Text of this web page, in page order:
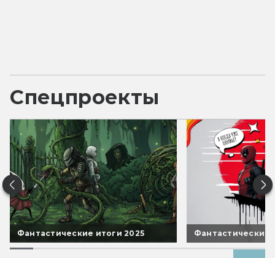
Спецпроекты
Фантастические итоги 2025 Фантастические